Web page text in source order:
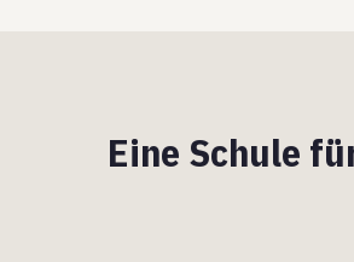
Eine Schule